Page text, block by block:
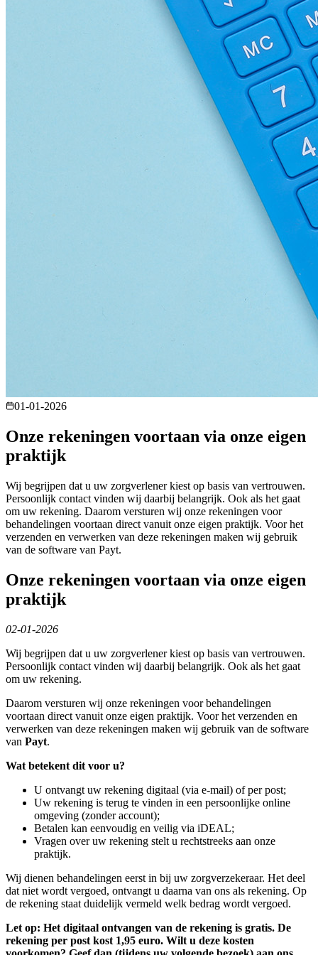
01-01-2026
Onze rekeningen voortaan via onze eigen
praktijk
Wij begrijpen dat u uw zorgverlener kiest op basis van vertrouwen.
Persoonlijk contact vinden wij daarbij belangrijk. Ook als het gaat
om uw rekening. Daarom versturen wij onze rekeningen voor
behandelingen voortaan direct vanuit onze eigen praktijk. Voor het
verzenden en verwerken van deze rekeningen maken wij gebruik
van de software van Payt.
Onze rekeningen voortaan via onze eigen
praktijk
02-01-2026
Wij begrijpen dat u uw zorgverlener kiest op basis van vertrouwen.
Persoonlijk contact vinden wij daarbij belangrijk. Ook als het gaat
om uw rekening.
Daarom versturen wij onze rekeningen voor behandelingen
voortaan direct vanuit onze eigen praktijk. Voor het verzenden en
verwerken van deze rekeningen maken wij gebruik van de software
van Payt.
Wat betekent dit voor u?
U ontvangt uw rekening digitaal (via e-mail) of per post;
Uw rekening is terug te vinden in een persoonlijke online
omgeving (zonder account);
Betalen kan eenvoudig en veilig via iDEAL;
Vragen over uw rekening stelt u rechtstreeks aan onze
praktijk.
Wij dienen behandelingen eerst in bij uw zorgverzekeraar. Het deel
dat niet wordt vergoed, ontvangt u daarna van ons als rekening. Op
de rekening staat duidelijk vermeld welk bedrag wordt vergoed.
Let op: Het digitaal ontvangen van de rekening is gratis. De
rekening per post kost 1,95 euro. Wilt u deze kosten